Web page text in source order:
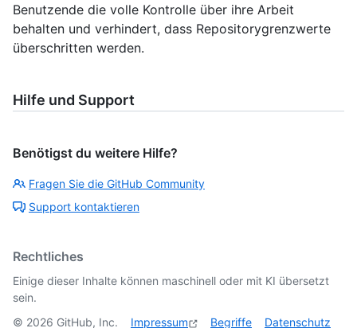
Benutzende die volle Kontrolle über ihre Arbeit
behalten und verhindert, dass Repositorygrenzwerte
überschritten werden.
Hilfe und Support
Benötigst du weitere Hilfe?
Fragen Sie die GitHub Community
Support kontaktieren
Rechtliches
Einige dieser Inhalte können maschinell oder mit KI übersetzt
sein.
© 2026 GitHub, Inc. Impressum Begriffe Datenschutz